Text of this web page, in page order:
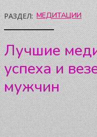
РАЗДЕЛ: МЕДИТАЦИИ
Лучшие
успеха и
мужчин